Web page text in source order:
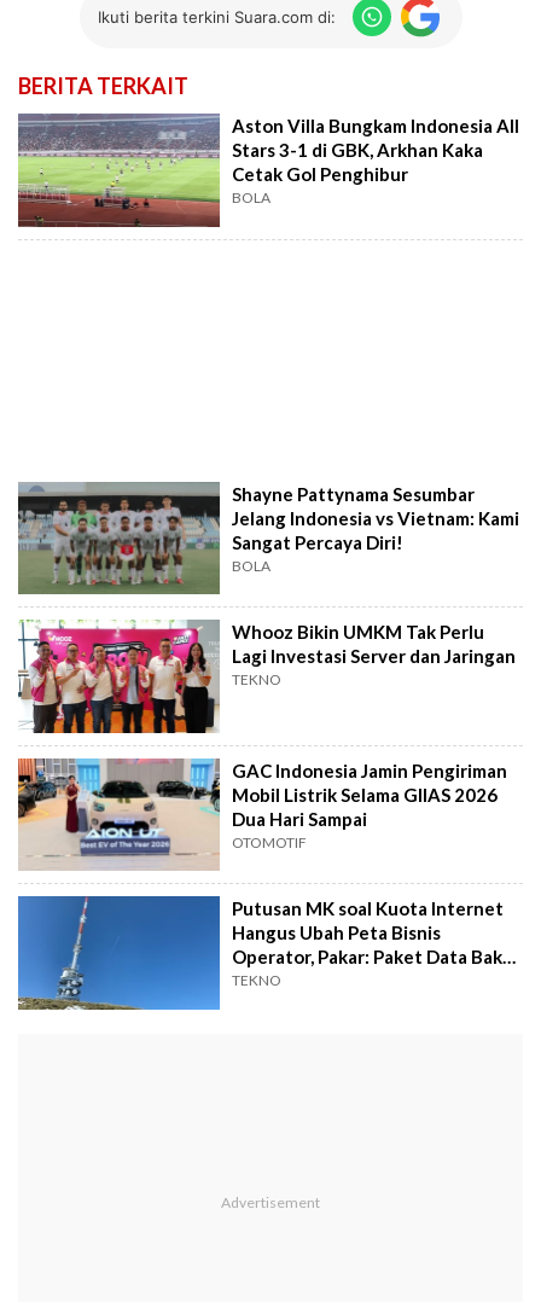
Ikuti berita terkini Suara.com di:
BERITA TERKAIT
Aston Villa Bungkam Indonesia All
Stars 3-1 di GBK, Arkhan Kaka
Cetak Gol Penghibur
BOLA
Shayne Pattynama Sesumbar
Jelang Indonesia vs Vietnam: Kami
Sangat Percaya Diri!
BOLA
Whooz Bikin UMKM Tak Perlu
Lagi Investasi Server dan Jaringan
TEKNO
GAC Indonesia Jamin Pengiriman
Mobil Listrik Selama GIIAS 2026
Dua Hari Sampai
OTOMOTIF
Putusan MK soal Kuota Internet
Hangus Ubah Peta Bisnis
Operator, Pakar: Paket Data Bakal
Berubah
TEKNO